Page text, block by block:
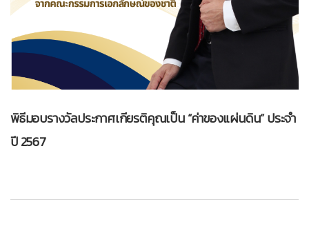
พิธีมอบรางวัลประกาศเกียรติคุณเป็น “ค่าของแผ่นดิน” ประจำ
ปี 2567